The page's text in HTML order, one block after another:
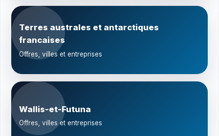
Terres australes et antarctiques
francaises
Offres, villes et entreprises
Wallis-et-Futuna
Offres, villes et entreprises